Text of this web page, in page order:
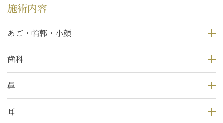
施術内容
あご・輪郭・小顔
歯科
鼻
耳